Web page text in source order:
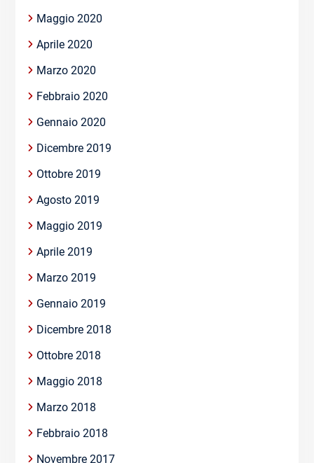
Maggio 2020
Aprile 2020
Marzo 2020
Febbraio 2020
Gennaio 2020
Dicembre 2019
Ottobre 2019
Agosto 2019
Maggio 2019
Aprile 2019
Marzo 2019
Gennaio 2019
Dicembre 2018
Ottobre 2018
Maggio 2018
Marzo 2018
Febbraio 2018
Novembre 2017